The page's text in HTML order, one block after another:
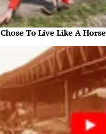
To Live Like A Horse